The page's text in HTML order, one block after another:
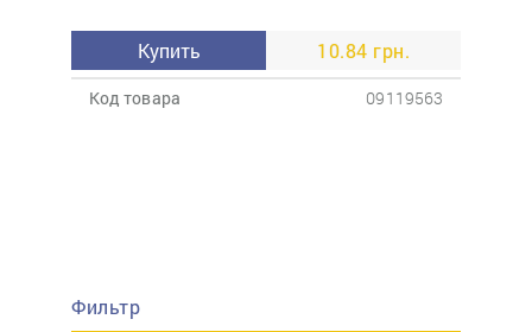
Фильтр
Купить 10.84 грн.
Код товара 09119563